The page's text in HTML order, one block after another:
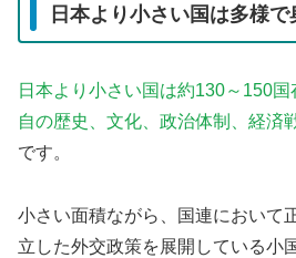
日本より小さい国は多様で
日本より小さい国は約130～150
自の歴史、文化、政治体制、経済
です。
小さい面積ながら、国連において
立した外交政策を展開している小